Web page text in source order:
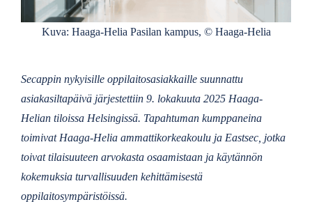
Kuva: Haaga-Helia Pasilan kampus, © Haaga-Helia
Secappin nykyisille oppilaitosasiakkaille suunnattu
asiakasiltapäivä järjestettiin 9. lokakuuta 2025 Haaga-
Helian tiloissa Helsingissä. Tapahtuman kumppaneina
toimivat Haaga-Helia ammattikorkeakoulu ja Eastsec, jotka
toivat tilaisuuteen arvokasta osaamistaan ja käytännön
kokemuksia turvallisuuden kehittämisestä
oppilaitosympäristöissä.